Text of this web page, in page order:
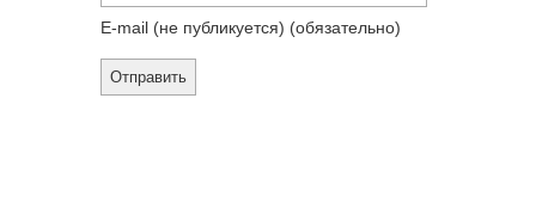
E-mail (не публикуется) (обязательно)